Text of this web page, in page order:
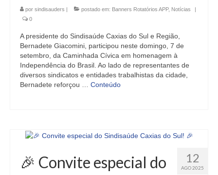
por sindisauders postado em: Banners Rotatórios APP, Notícias
0
A presidente do Sindisaúde Caxias do Sul e Região,
Bernadete Giacomini, participou neste domingo, 7 de
setembro, da Caminhada Cívica em homenagem à
Independência do Brasil. Ao lado de representantes de
diversos sindicatos e entidades trabalhistas da cidade,
Bernadete reforçou … Conteúdo
12
AGO 2025
🎉 Convite especial do